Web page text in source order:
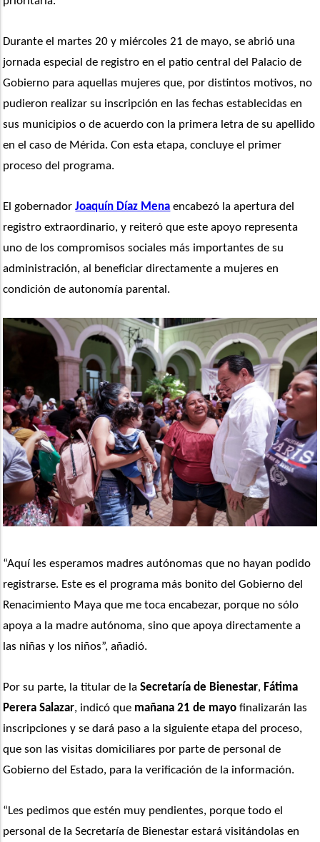
Durante el martes 20 y miércoles 21 de mayo, se abrió una
jornada especial de registro en el patio central del Palacio de
Gobierno para aquellas mujeres que, por distintos motivos, no
pudieron realizar su inscripción en las fechas establecidas en
sus municipios o de acuerdo con la primera letra de su apellido
en el caso de Mérida. Con esta etapa, concluye el primer
proceso del programa.
El gobernador Joaquín Díaz Mena encabezó la apertura del
registro extraordinario, y reiteró que este apoyo representa
uno de los compromisos sociales más importantes de su
administración, al beneficiar directamente a mujeres en
condición de autonomía parental.
“Aquí les esperamos madres autónomas que no hayan podido
registrarse. Este es el programa más bonito del Gobierno del
Renacimiento Maya que me toca encabezar, porque no sólo
apoya a la madre autónoma, sino que apoya directamente a
las niñas y los niños”, añadió.
Por su parte, la titular de la Secretaría de Bienestar, Fátima
Perera Salazar, indicó que mañana 21 de mayo finalizarán las
inscripciones y se dará paso a la siguiente etapa del proceso,
que son las visitas domiciliares por parte de personal de
Gobierno del Estado, para la verificación de la información.
“Les pedimos que estén muy pendientes, porque todo el
personal de la Secretaría de Bienestar estará visitándolas en